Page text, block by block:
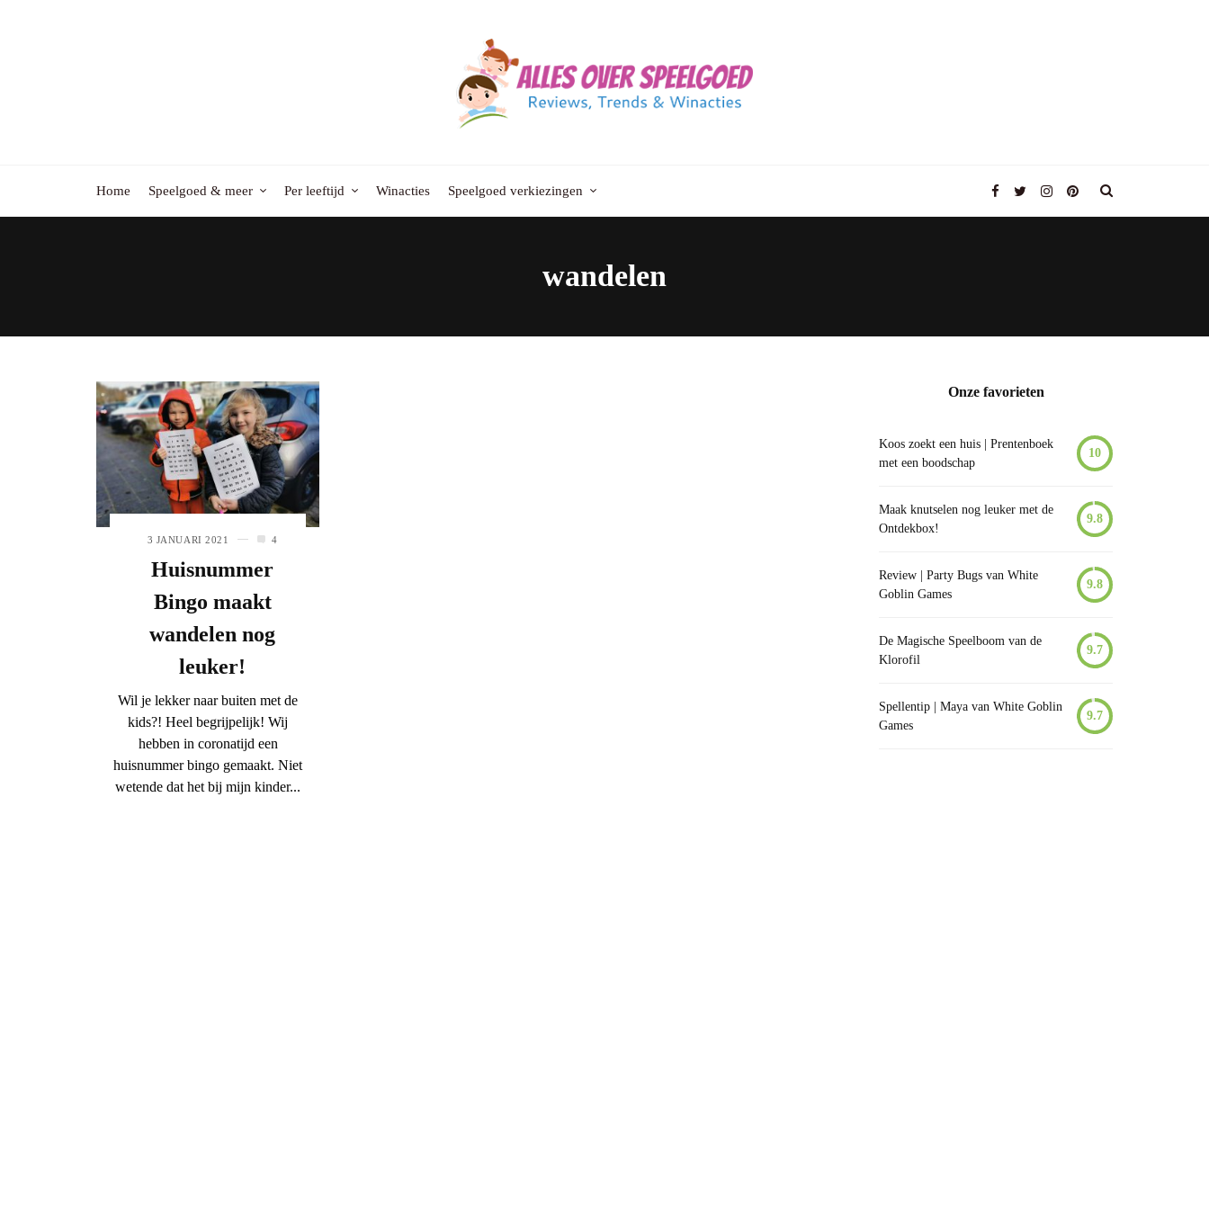
Home Speelgoed & meer Per leeftijd Winacties Speelgoed verkiezingen
wandelen
3 JANUARI 2021 4
Huisnummer
Bingo maakt
wandelen nog
leuker!
Wil je lekker naar buiten met de
kids?! Heel begrijpelijk! Wij
hebben in coronatijd een
huisnummer bingo gemaakt. Niet
wetende dat het bij mijn kinder...
Onze favorieten
Koos zoekt een huis | Prentenboek
met een boodschap
10
Maak knutselen nog leuker met de
Ontdekbox!
9.8
Review | Party Bugs van White
Goblin Games
9.8
De Magische Speelboom van de
Klorofil
9.7
Spellentip | Maya van White Goblin
Games
9.7